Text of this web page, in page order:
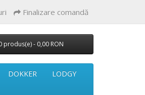
Finalizare comandă
produs(e) - 0,00 RON
DOKKER LODGY